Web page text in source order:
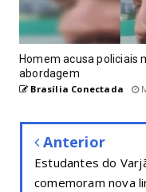
Homem acusa policiais
abordagem
Brasília Conectada
Anterior
Estudantes do
comemoram nova